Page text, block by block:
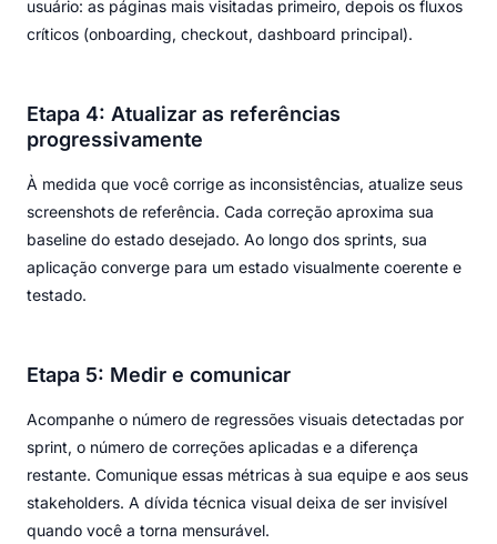
usuário: as páginas mais visitadas primeiro, depois os fluxos
críticos (onboarding, checkout, dashboard principal).
Etapa 4: Atualizar as referências
progressivamente
À medida que você corrige as inconsistências, atualize seus
screenshots de referência. Cada correção aproxima sua
baseline do estado desejado. Ao longo dos sprints, sua
aplicação converge para um estado visualmente coerente e
testado.
Etapa 5: Medir e comunicar
Acompanhe o número de regressões visuais detectadas por
sprint, o número de correções aplicadas e a diferença
restante. Comunique essas métricas à sua equipe e aos seus
stakeholders. A dívida técnica visual deixa de ser invisível
quando você a torna mensurável.